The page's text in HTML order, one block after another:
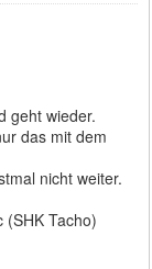
geht wieder.
das mit dem
nicht weiter.
(SHK Tacho)